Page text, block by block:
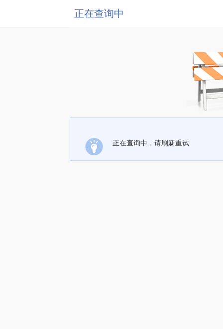
正在查询中
正在查询中，请刷新重试